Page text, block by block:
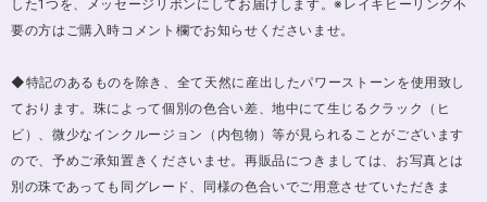
した1つを、メッセージリボンにしてお届けします。※レイキヒーリング不
要の方はご購入時コメント欄でお知らせくださいませ。
◆特記のあるものを除き、全て天然に産出したパワーストーンを使用致し
ております。珠によって個別の色合い差、地中にて生じるクラック（ヒ
ビ）、微少なインクルージョン（内包物）等が見られることがございます
ので、予めご承知置きくださいませ。再販品につきましては、お写真とは
別の珠であっても同グレード、同様の色合いでご用意させていただきま